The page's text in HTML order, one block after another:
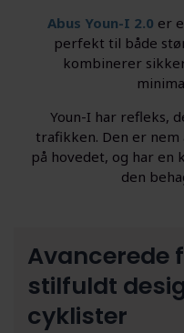
Abus Youn-I 2.0 er
perfekt til både
kombinerer
Youn-I har refleks,
trafikken. Den er nem
på hovedet, og har
den
Avancerede
stilfuldt
cyklister